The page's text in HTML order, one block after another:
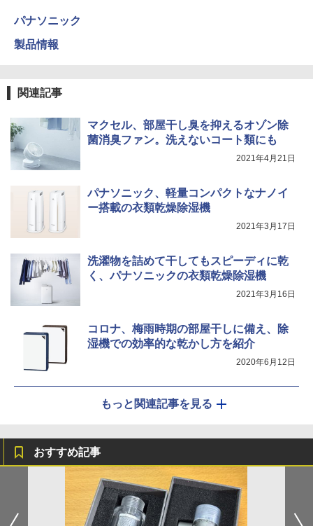
パナソニック
製品情報
関連記事
マクセル、部屋干し臭を抑えるオゾン除
菌消臭ファン。洗えないコート類にも
2021年4月21日
パナソニック、軽量コンパクトなナノイ
ー搭載の衣類乾燥除湿機
2021年3月17日
洗濯物を詰めて干してもスピーディに乾
く、パナソニックの衣類乾燥除湿機
2021年3月16日
コロナ、梅雨時期の部屋干しに備え、除
湿機での効率的な乾かし方を紹介
2020年6月12日
もっと関連記事を見る
おすすめ記事